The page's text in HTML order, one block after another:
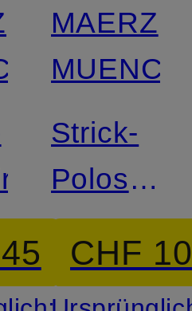
MAERZ
Strick-
Poloshirt
aus
CHF